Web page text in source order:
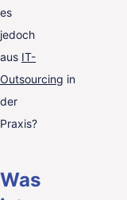
es
jedoch
aus IT-
Outsourcing in
der
Praxis?
Was